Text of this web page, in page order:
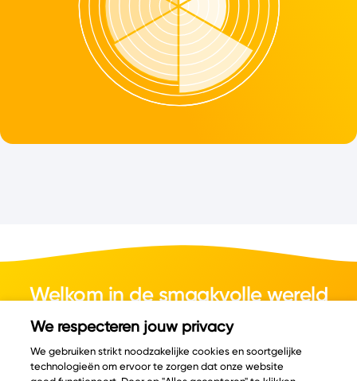
Welkom in de smaakvolle wereld
van kaas.
We respecteren jouw privacy
We gebruiken strikt noodzakelijke cookies en soortgelijke
technologieën om ervoor te zorgen dat onze website